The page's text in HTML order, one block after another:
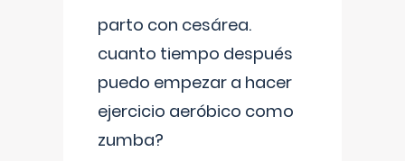
parto con cesárea.
cuanto tiempo después
puedo empezar a hacer
ejercicio aeróbico como
zumba?